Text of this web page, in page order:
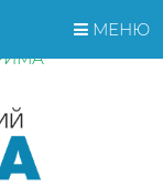
МЕНЮ
И СРОКИ
МЕНЕДЖЕРОВ